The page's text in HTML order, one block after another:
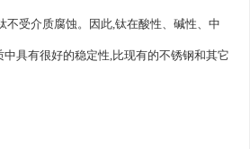
不受介质腐蚀。因此,钛在酸性、碱性、中
具有很好的稳定性,比现有的不锈钢和其它